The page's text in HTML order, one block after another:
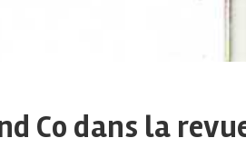
Co dans la